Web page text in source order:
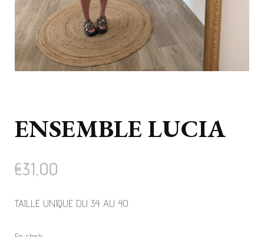
ENSEMBLE LUCIA
€31,00
TAILLE UNIQUE DU 34 AU 40